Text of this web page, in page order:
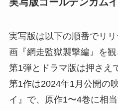
実写版は以下の順番でリ
画『網走監獄襲撃編』を
第1弾とドラマ版は押さえ
第1作は2024年1月公開の
イ』で、原作1〜4巻に相